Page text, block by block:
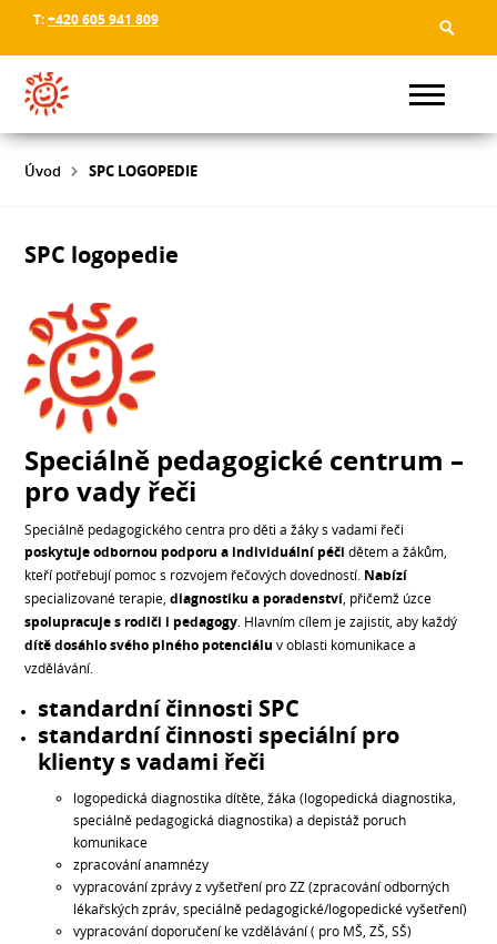
T:+420 605 941 809
Úvod SPC LOGOPEDIE
SPC logopedie
Speciálně pedagogické centrum –
pro vady řeči
Speciálně pedagogického centra pro děti a žáky s vadami řeči
poskytuje odbornou podporu a individuální péči dětem a žákům,
kteří potřebují pomoc s rozvojem řečových dovedností. Nabízí
specializované terapie,diagnostiku a poradenství , přičemž úzce
spolupracuje s rodiči i pedagogy . Hlavním cílem je zajistit, aby každý
dítě dosáhlo svého plného potenciálu v oblasti komunikace a
vzdělávání.
standardní činnosti SPC
standardní činnosti speciální pro
klienty s vadami řeči
logopedická diagnostika dítěte, žáka (logopedická diagnostika,
speciálně pedagogická diagnostika) a depistáž poruch
komunikace
zpracování anamnézy
vypracování zprávy z vyšetření pro ZZ (zpracování odborných
lékařských zpráv, speciálně pedagogické/logopedické vyšetření)
vypracování doporučení ke vzdělávání ( pro MŠ, ZŠ, SŠ)